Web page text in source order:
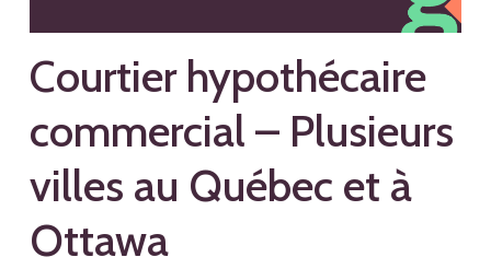
Courtier hypothécaire
commercial – Plusieurs
villes au Québec et à
Ottawa